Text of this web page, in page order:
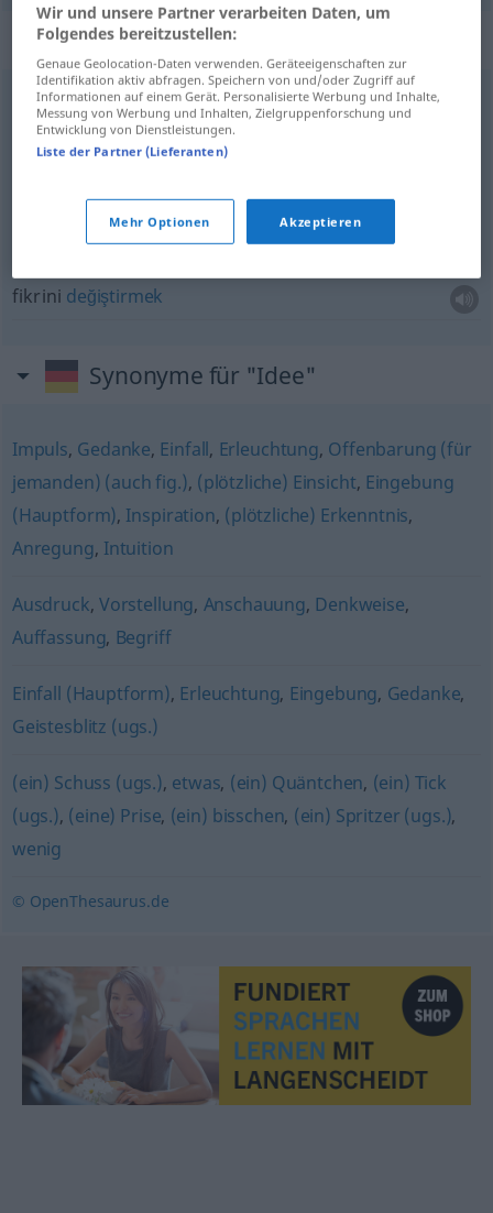
Beispielsätze für "Idee"
jemanden auf eine Ideebringen
biri(si)ninaklınabirfikir getirmek
(artık)banarahat vermiyor
fikrini değiştirmek
Synonyme für "Idee"
Impuls, Gedanke, Einfall, Erleuchtung, Offenbarung (für
jemanden) (auch fig.), (plötzliche) Einsicht, Eingebung
(Hauptform), Inspiration, (plötzliche) Erkenntnis,
Anregung, Intuition
Ausdruck, Vorstellung, Anschauung, Denkweise,
Auffassung, Begriff
Einfall (Hauptform), Erleuchtung, Eingebung, Gedanke,
Geistesblitz (ugs.)
(ein) Schuss (ugs.), etwas, (ein) Quäntchen, (ein) Tick
(ugs.), (eine) Prise, (ein) bisschen, (ein) Spritzer (ugs.),
wenig
© OpenThesaurus.de
Wir und unsere Partner verarbeiten Daten, um
Folgendes bereitzustellen:
Genaue Geolocation-Daten verwenden. Geräteeigenschaften zur
Identifikation aktiv abfragen. Speichern von und/oder Zugriff auf
Informationen auf einem Gerät. Personalisierte Werbung und Inhalte,
Messung von Werbung und Inhalten, Zielgruppenforschung und
Entwicklung von Dienstleistungen.
Liste der Partner (Lieferanten)
Mehr Optionen Akzeptieren